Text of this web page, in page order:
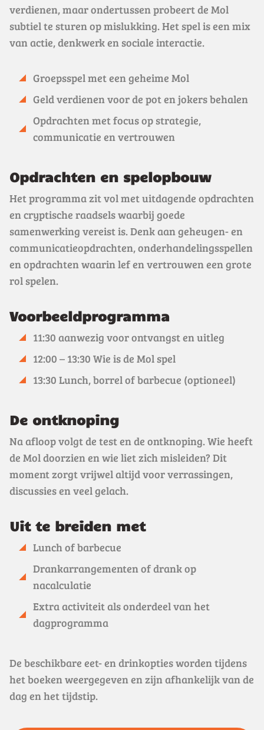
verdienen, maar ondertussen probeert de Mol
subtiel te sturen op mislukking. Het spel is een mix
van actie, denkwerk en sociale interactie.
Groepsspel met een geheime Mol
Geld verdienen voor de pot en jokers behalen
Opdrachten met focus op strategie,
communicatie en vertrouwen
Opdrachten en spelopbouw
Het programma zit vol met uitdagende opdrachten
en cryptische raadsels waarbij goede
samenwerking vereist is. Denk aan geheugen- en
communicatieopdrachten, onderhandelingsspellen
en opdrachten waarin lef en vertrouwen een grote
rol spelen.
Voorbeeldprogramma
11:30 aanwezig voor ontvangst en uitleg
12:00 – 13:30 Wie is de Mol spel
13:30 Lunch, borrel of barbecue (optioneel)
De ontknoping
Na afloop volgt de test en de ontknoping. Wie heeft
de Mol doorzien en wie liet zich misleiden? Dit
moment zorgt vrijwel altijd voor verrassingen,
discussies en veel gelach.
Uit te breiden met
Lunch of barbecue
Drankarrangementen of drank op
nacalculatie
Extra activiteit als onderdeel van het
dagprogramma
De beschikbare eet- en drinkopties worden tijdens
het boeken weergegeven en zijn afhankelijk van de
dag en het tijdstip.